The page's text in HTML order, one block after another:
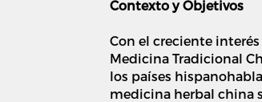
Contexto y Objetivos
Con el creciente
Medicina Tradicional
los países
medicina herbal china